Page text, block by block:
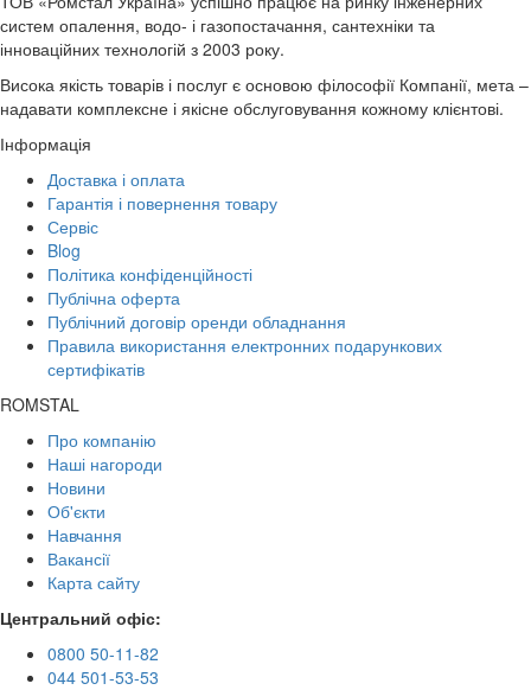
систем опалення, водо- і газопостачання, сантехніки та
інноваційних технологій з 2003 року.
Висока якість товарів і послуг є основою філософії Компанії, мета –
надавати комплексне і якісне обслуговування кожному клієнтові.
Інформація
Доставка і оплата
Гарантія і повернення товару
Сервіс
Blog
Політика конфіденційності
Публічна оферта
Публічний договір оренди обладнання
Правила використання електронних подарункових
сертифікатів
ROMSTAL
Про компанію
Наші нагороди
Новини
Об'єкти
Навчання
Вакансії
Карта сайту
Центральний офіс:
0800 50-11-82
044 501-53-53